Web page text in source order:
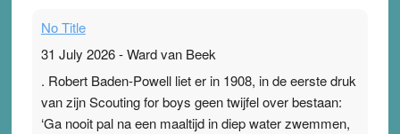
No Title
31 July 2026-Ward van Beek
. Robert Baden-Powell liet er in 1908, in de eerste druk
van zijn Scouting for boys geen twijfel over bestaan:
‘Ga nooit pal na een maaltijd in diep water zwemmen,